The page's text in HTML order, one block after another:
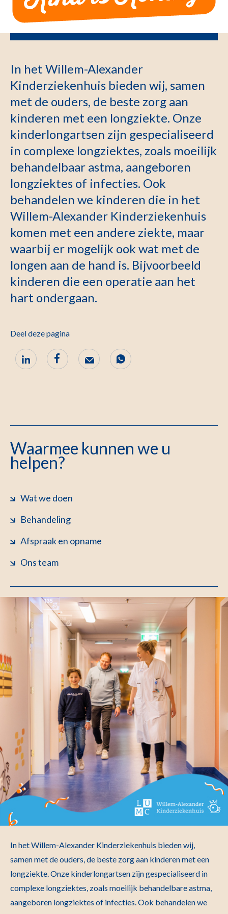
In het Willem-Alexander
Kinderziekenhuis bieden wij, samen
met de ouders, de beste zorg aan
kinderen met een longziekte. Onze
kinderlongartsen zijn gespecialiseerd
in complexe longziektes, zoals moeilijk
behandelbaar astma, aangeboren
longziektes of infecties. Ook
behandelen we kinderen die in het
Willem-Alexander Kinderziekenhuis
komen met een andere ziekte, maar
waarbij er mogelijk ook wat met de
longen aan de hand is. Bijvoorbeeld
kinderen die een operatie aan het
hart ondergaan.
Deel deze pagina
Waarmee kunnen we u
helpen?
Wat we doen
Behandeling
Afspraak en opname
Ons team
In het Willem-Alexander Kinderziekenhuis bieden wij,
samen met de ouders, de beste zorg aan kinderen met een
longziekte. Onze kinderlongartsen zijn gespecialiseerd in
complexe longziektes, zoals moeilijk behandelbare astma,
aangeboren longziektes of infecties. Ook behandelen we